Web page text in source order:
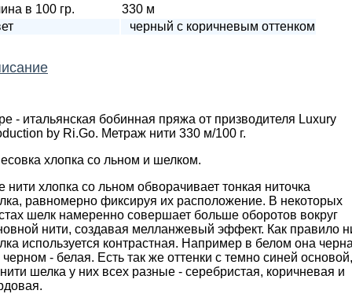
в 100 гр.
330 м
черный с коричневым оттенком
- итальянская бобинная пряжа от призводителя Luxury
by Ri.Go. Метраж нити 330 м/100 г.
хлопка со льном и шелком.
нити хлопка со льном обворачивает тонкая ниточка
равномерно фиксируя их расположение. В некоторых
шелк намеренно совершает больше оборотов вокруг
нити, создавая мелланжевый эффект. Как правило
используется контрастная. Например в белом она
черном - белая. Есть так же оттенки с темно синей основой,
шелка у них всех разные - серебристая, коричневая и